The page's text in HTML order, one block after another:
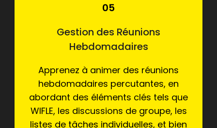
05
Gestion des Réunions
Hebdomadaires
Apprenez à animer des réunions
hebdomadaires percutantes, en
abordant des éléments clés tels que
WIFLE, les discussions de groupe, les
listes de tâches individuelles, et bien